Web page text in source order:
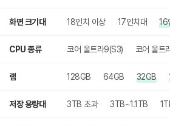
화면 크기대 18인치 이상 17인치대 16
CPU 종류 코어 울트라9(S3) 코어 울트
램 128GB 64GB 32GB
저장 용량대 3TB 초과 3TB~1.1TB